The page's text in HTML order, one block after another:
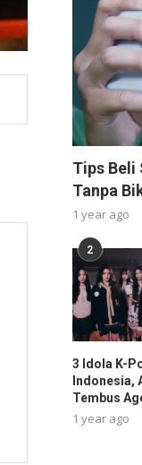
Tips Beli
Tanpa
1 year ago
2
3 Idola K-
Indonesia,
Tembus
1 year ago